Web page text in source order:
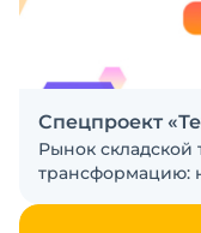
Спецпроект
Рынок
трансформацию:
их